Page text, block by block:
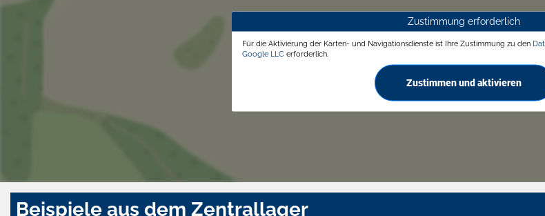
Zustimmung erforderlich
Für die Aktivierung der Karten- und Navigationsdienste ist Ihre Zustimmung zu den
Google LLC erforderlich.
Zustimmen und aktivieren
Beispiele aus dem Zentrallager